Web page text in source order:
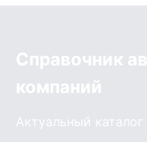
Справочник
компаний
Актуальный